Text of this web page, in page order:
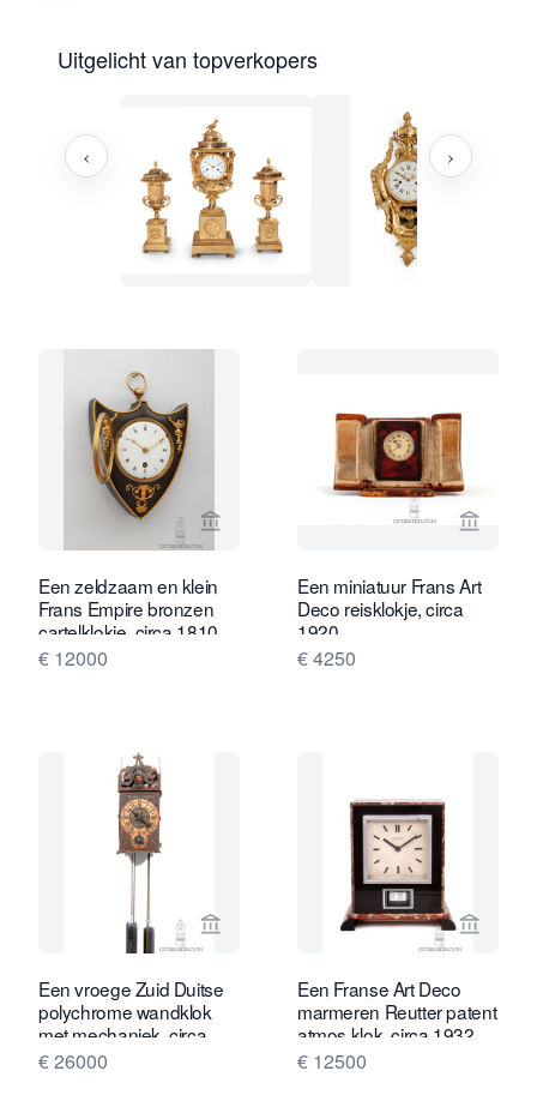
Uitgelicht van topverkopers
‹ ›
Bekijk verkoperspagina van Gude &
Een zeldzaam en klein
Frans Empire bronzen
cartelklokje, circa 1810.
€ 12000
Bekijk
Een miniatuur Frans Art
Deco reisklokje, circa
1920
€ 4250
Bekijk verkoperspagina van Gude &
Een vroege Zuid Duitse
polychrome wandklok
met mechaniek, circa
1590.
€ 26000
Bekijk
Een Franse Art Deco
marmeren Reutter patent
atmos klok, circa 1932
€ 12500